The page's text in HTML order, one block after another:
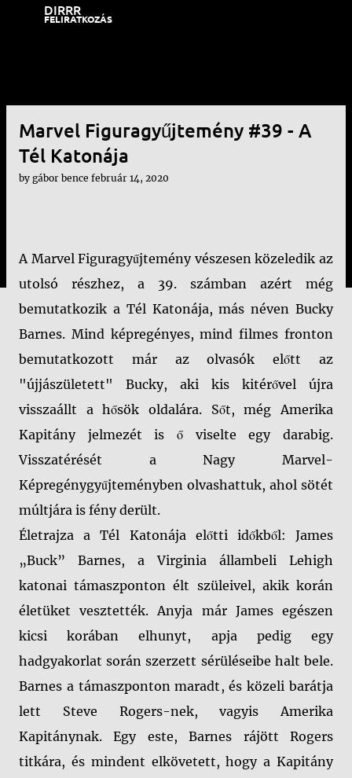
DIRRR
FELIRATKOZÁS
Marvel Figuragyűjtemény #39 - A
Tél Katonája
by gábor bence február 14, 2020
A Marvel Figuragyűjtemény vészesen közeledik az
utolsó részhez, a 39. számban azért még
bemutatkozik a Tél Katonája, más néven Bucky
Barnes. Mind képregényes, mind filmes fronton
bemutatkozott már az olvasók előtt az
"újjászületett" Bucky, aki kis kitérővel újra
visszaállt a hősök oldalára. Sőt, még Amerika
Kapitány jelmezét is ő viselte egy darabig.
Visszatérését a Nagy Marvel-
Képregénygyűjteményben olvashattuk, ahol sötét
múltjára is fény derült.
Életrajza a Tél Katonája előtti időkből: James
„Buck” Barnes, a Virginia állambeli Lehigh
katonai támaszponton élt szüleivel, akik korán
életüket vesztették. Anyja már James egészen
kicsi korában elhunyt, apja pedig egy
hadgyakorlat során szerzett sérüléseibe halt bele.
Barnes a támaszponton maradt, és közeli barátja
lett Steve Rogers-nek, vagyis Amerika
Kapitánynak. Egy este, Barnes rájött Rogers
titkára, és mindent elkövetett, hogy a Kapitány